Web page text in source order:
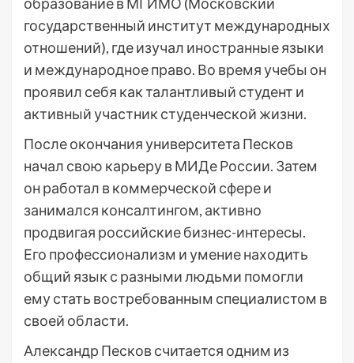
государственный институт международных
отношений), где изучал иностранные языки
и международное право. Во время учебы он
проявил себя как талантливый студент и
активный участник студенческой жизни.
После окончания университета Песков
начал свою карьеру в МИДе России. Затем
он работал в коммерческой сфере и
занимался консалтингом, активно
продвигая российские бизнес-интересы.
Его профессионализм и умение находить
общий язык с разными людьми помогли
ему стать востребованным специалистом в
своей области.
Александр Песков считается одним из